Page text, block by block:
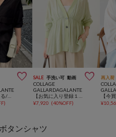

)
SALE 手洗い可 動画 
COLLAGE
GALLARDAGALANTE
¥7,920 (40%OFF)
再入荷
¥
タンシャツ